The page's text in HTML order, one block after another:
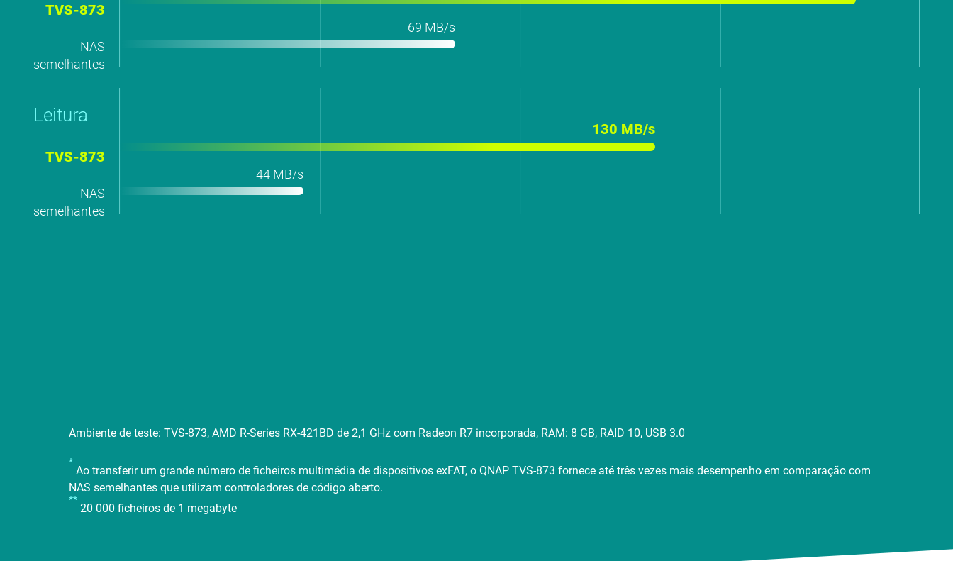
TVS-873
NAS
semelhantes
69 MB/s
Leitura
TVS-873
NAS
semelhantes
130 MB/s
44 MB/s
Ambiente de teste: TVS-873, AMD R-Series RX-421BD de 2,1 GHz com Radeon R7 incorporada, RAM: 8 GB, RAID 10, USB 3.0
*
Ao transferir um grande número de ficheiros multimédia de dispositivos exFAT, o QNAP TVS-873 fornece até três vezes mais desempenho em comparação com
NAS semelhantes que utilizam controladores de código aberto.
**
20 000 ficheiros de 1 megabyte